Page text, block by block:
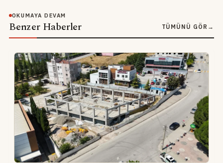
OKUMAYA DEVAM
Benzer Haberler TÜMÜNÜ GÖR →